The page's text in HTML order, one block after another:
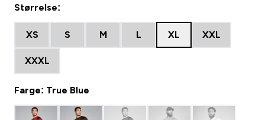
Størrelse:
XS S M L XL XXL
XXXL
Farge: True Blue